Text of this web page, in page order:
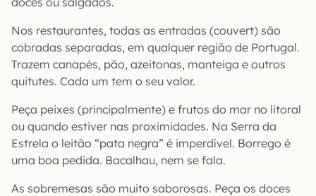
Nos restaurantes, todas as entradas (couvert) são
cobradas separadas, em qualquer região de Portugal.
Trazem canapés, pão, azeitonas, manteiga e outros
quitutes. Cada um tem o seu valor.
Peça peixes (principalmente) e frutos do mar no litoral
ou quando estiver nas proximidades. Na Serra da
Estrela o leitão “pata negra” é imperdível. Borrego é
uma boa pedida. Bacalhau, nem se fala.
As sobremesas são muito saborosas. Peça os doces